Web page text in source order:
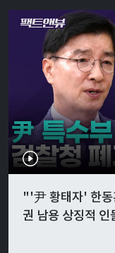
"'尹 황태자' 한동
권 남용 상징적